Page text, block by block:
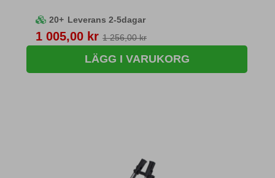
20+ Leverans 2-5dagar
Pris
1 005,00 kr 1 256,00 kr
LÄGG I VARUKORG